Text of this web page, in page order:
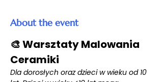
About the event
🎨 Warsztaty Malowania
Ceramiki
Dla dorosłych oraz dzieci w wieku od 10